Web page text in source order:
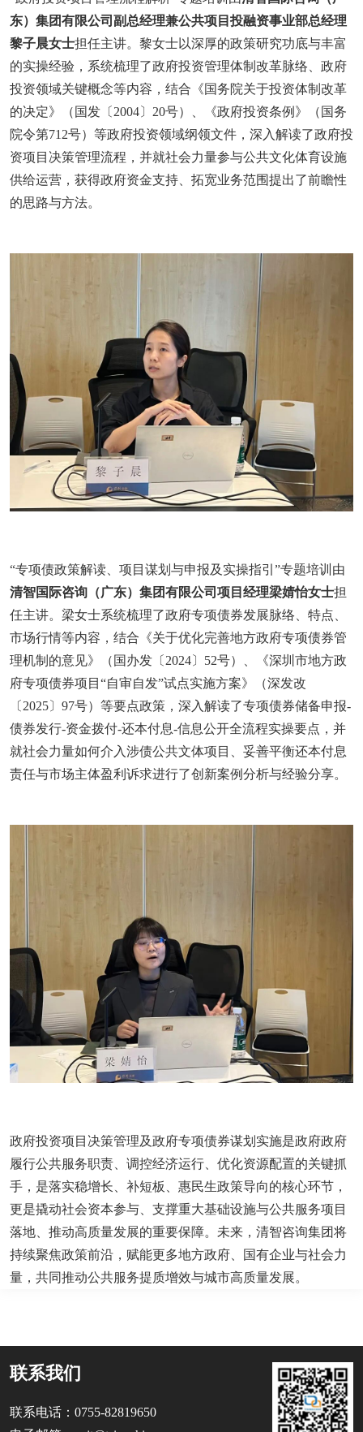
东）集团有限公司副总经理兼公共项目投融资事业部总经理
黎子晨女士担任主讲。黎女士以深厚的政策研究功底与丰富
的实操经验，系统梳理了政府投资管理体制改革脉络、政府
投资领域关键概念等内容，结合《国务院关于投资体制改革
的决定》（国发〔2004〕20号）、《政府投资条例》（国务
院令第712号）等政府投资领域纲领文件，深入解读了政府投
资项目决策管理流程，并就社会力量参与公共文化体育设施
供给运营，获得政府资金支持、拓宽业务范围提出了前瞻性
的思路与方法。
“专项债政策解读、项目谋划与申报及实操指引”专题培训由
清智国际咨询（广东）集团有限公司项目经理梁婧怡女士担
任主讲。梁女士系统梳理了政府专项债券发展脉络、特点、
市场行情等内容，结合《关于优化完善地方政府专项债券管
理机制的意见》（国办发〔2024〕52号）、《深圳市地方政
府专项债券项目“自审自发”试点实施方案》（深发改
〔2025〕97号）等要点政策，深入解读了专项债券储备申报-
债券发行-资金拨付-还本付息-信息公开全流程实操要点，并
就社会力量如何介入涉债公共文体项目、妥善平衡还本付息
责任与市场主体盈利诉求进行了创新案例分析与经验分享。
政府投资项目决策管理及政府专项债券谋划实施是政府政府
履行公共服务职责、调控经济运行、优化资源配置的关键抓
手，是落实稳增长、补短板、惠民生政策导向的核心环节，
更是撬动社会资本参与、支撑重大基础设施与公共服务项目
落地、推动高质量发展的重要保障。未来，清智咨询集团将
持续聚焦政策前沿，赋能更多地方政府、国有企业与社会力
量，共同推动公共服务提质增效与城市高质量发展。
联系我们
联系电话：0755-82819650